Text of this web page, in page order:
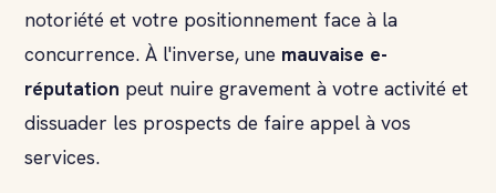
notoriété et votre positionnement face à la
concurrence. À l'inverse, une mauvaise e-
réputation peut nuire gravement à votre activité et
dissuader les prospects de faire appel à vos
services.